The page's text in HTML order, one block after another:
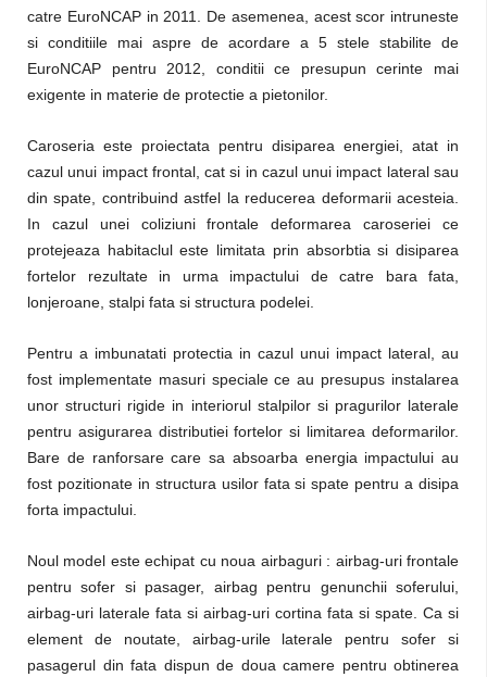
catre EuroNCAP in 2011. De asemenea, acest scor intruneste
si conditiile mai aspre de acordare a 5 stele stabilite de
EuroNCAP pentru 2012, conditii ce presupun cerinte mai
exigente in materie de protectie a pietonilor.
Caroseria este proiectata pentru disiparea energiei, atat in
cazul unui impact frontal, cat si in cazul unui impact lateral sau
din spate, contribuind astfel la reducerea deformarii acesteia.
In cazul unei coliziuni frontale deformarea caroseriei ce
protejeaza habitaclul este limitata prin absorbtia si disiparea
fortelor rezultate in urma impactului de catre bara fata,
lonjeroane, stalpi fata si structura podelei.
Pentru a imbunatati protectia in cazul unui impact lateral, au
fost implementate masuri speciale ce au presupus instalarea
unor structuri rigide in interiorul stalpilor si pragurilor laterale
pentru asigurarea distributiei fortelor si limitarea deformarilor.
Bare de ranforsare care sa absoarba energia impactului au
fost pozitionate in structura usilor fata si spate pentru a disipa
forta impactului.
Noul model este echipat cu noua airbaguri : airbag-uri frontale
pentru sofer si pasager, airbag pentru genunchii soferului,
airbag-uri laterale fata si airbag-uri cortina fata si spate. Ca si
element de noutate, airbag-urile laterale pentru sofer si
pasagerul din fata dispun de doua camere pentru obtinerea